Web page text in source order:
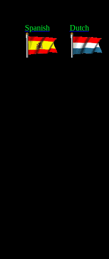
Spanish Dutch